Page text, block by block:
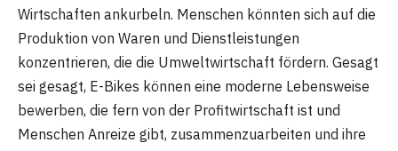
Wirtschaften ankurbeln. Menschen könnten sich auf die
Produktion von Waren und Dienstleistungen
konzentrieren, die die Umweltwirtschaft fördern. Gesagt
sei gesagt, E-Bikes können eine moderne Lebensweise
bewerben, die fern von der Profitwirtschaft ist und
Menschen Anreize gibt, zusammenzuarbeiten und ihre